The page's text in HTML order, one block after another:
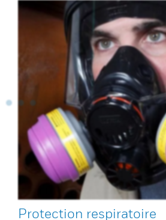
Protection respiratoire